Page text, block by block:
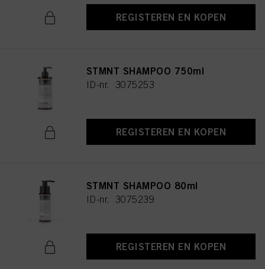
REGISTEREN EN KOPEN
STMNT SHAMPOO 750ml
ID-nr. 3075253
REGISTEREN EN KOPEN
STMNT SHAMPOO 80ml
ID-nr. 3075239
REGISTEREN EN KOPEN